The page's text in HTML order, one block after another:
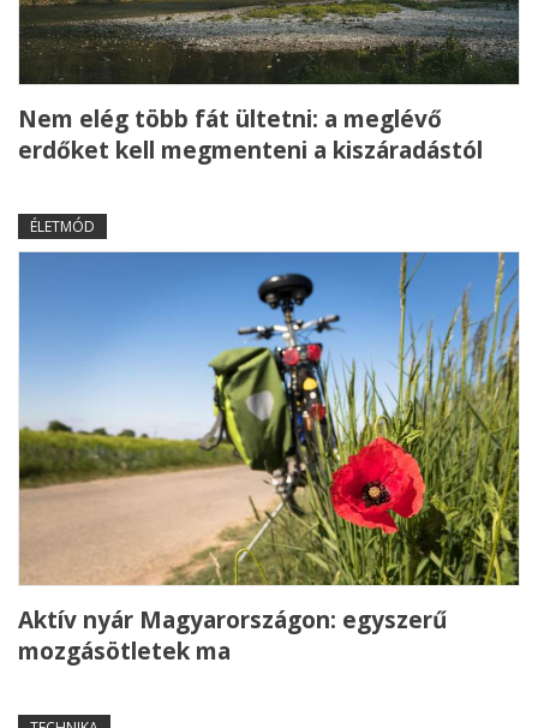
Nem elég több fát ültetni: a meglévő
erdőket kell megmenteni a kiszáradástól
ÉLETMÓD
Aktív nyár Magyarországon: egyszerű
mozgásötletek ma